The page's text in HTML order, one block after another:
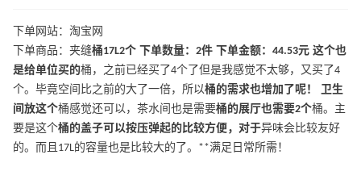
下单网站：淘宝网
下单商品：夹缝桶17L2个 下单数量：2件 下单金额：44.53元 这个也
是给单位买的桶，之前已经买了4个了但是我感觉不太够，又买了4
个。毕竟空间比之前的大了一倍，所以桶的需求也增加了呢！ 卫生
间放这个桶感觉还可以，茶水间也是需要桶的展厅也需要2个桶。主
要是这个桶的盖子可以按压弹起的比较方便，对于异味会比较友好
的。而且17L的容量也是比较大的了。**满足日常所需！